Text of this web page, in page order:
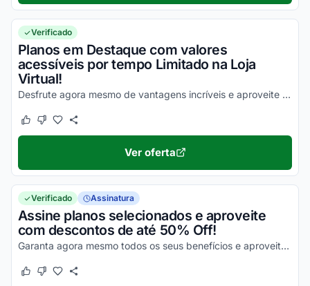
Verificado
Planos em Destaque com valores
acessíveis por tempo Limitado na Loja
Virtual!
Desfrute agora mesmo de vantagens incríveis e aproveite essa incrível oportunidade para economizar!
Este cupom funcionou
Este cupom não funcionou
Ver oferta
Verificado Assinatura
Assine planos selecionados e aproveite
com descontos de até 50% Off!
Garanta agora mesmo todos os seus benefícios e aproveite com os melhores descontos em todas as suas compras!
Este cupom funcionou
Este cupom não funcionou